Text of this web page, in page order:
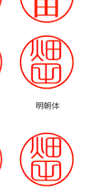
明朝体